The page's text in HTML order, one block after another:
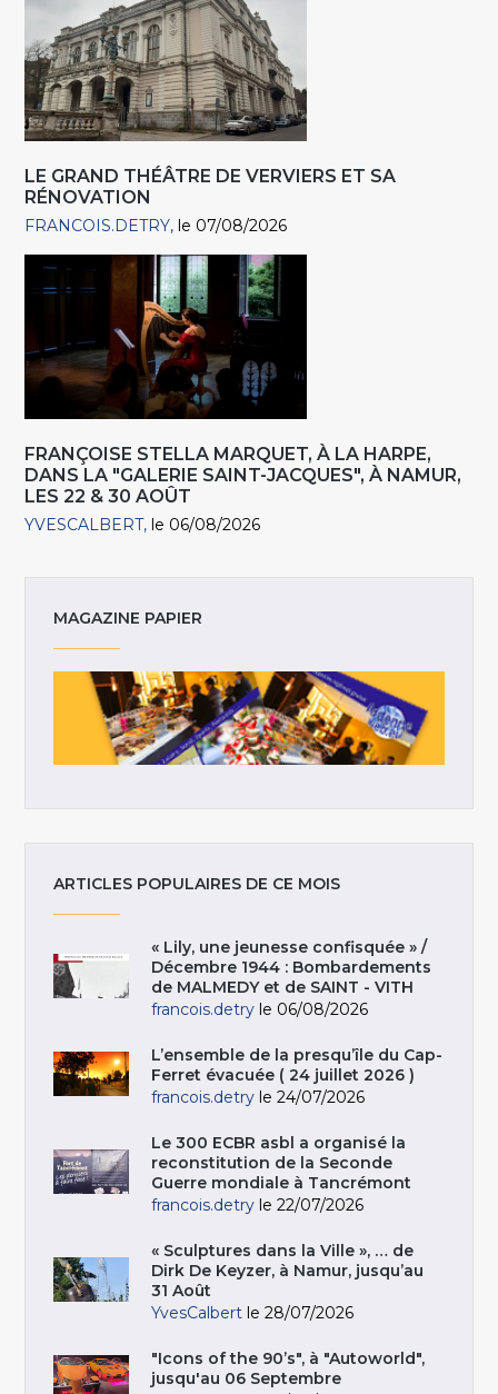
LE GRAND THÉÂTRE DE VERVIERS ET SA
RÉNOVATION
FRANCOIS.DETRY le 07/08/2026
FRANÇOISE STELLA MARQUET, À LA HARPE,
DANS LA "GALERIE SAINT-JACQUES", À NAMUR,
LES 22 & 30 AOÛT
YVESCALBERT le 06/08/2026
MAGAZINE PAPIER
ARTICLES POPULAIRES DE CE MOIS
« Lily, une jeunesse confisquée » /
Décembre 1944 : Bombardements
de MALMEDY et de SAINT - VITH
francois.detry le 06/08/2026
L’ensemble de la presqu’île du Cap-
Ferret évacuée ( 24 juillet 2026 )
francois.detry le 24/07/2026
Le 300 ECBR asbl a organisé la
reconstitution de la Seconde
Guerre mondiale à Tancrémont
francois.detry le 22/07/2026
« Sculptures dans la Ville », … de
Dirk De Keyzer, à Namur, jusqu’au
31 Août
YvesCalbert le 28/07/2026
"Icons of the 90’s", à "Autoworld",
jusqu'au 06 Septembre